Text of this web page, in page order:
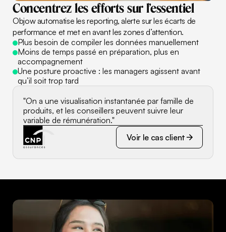
Concentrez les efforts sur l’essentiel
Objow automatise les reporting, alerte sur les écarts de
performance et met en avant les zones d’attention.
Plus besoin de compiler les données manuellement
Moins de temps passé en préparation, plus en
accompagnement
Une posture proactive : les managers agissent avant
qu’il soit trop tard
"On a une visualisation instantanée par famille de
produits, et les conseillers peuvent suivre leur
variable de rémunération."
Voir le cas client
Voir le cas client